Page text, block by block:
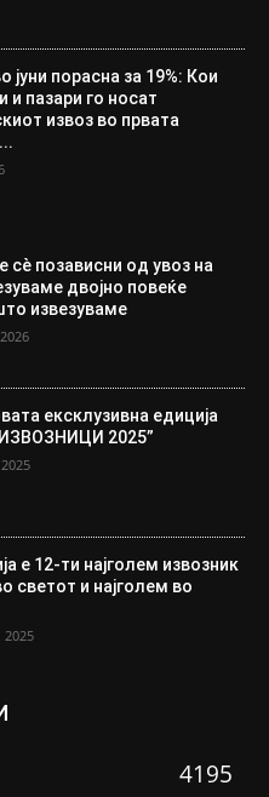
јуни порасна за 19%: Кои
и пазари го носат
извоз во првата
сè позависни од увоз на
двојно повеќе
извезуваме
ексклузивна едиција
2025”
е 12-ти најголем извозник
светот и најголем во
2025
4195